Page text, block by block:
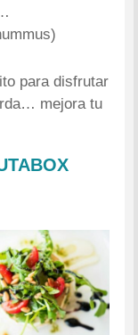
para disfrutar
mejora tu